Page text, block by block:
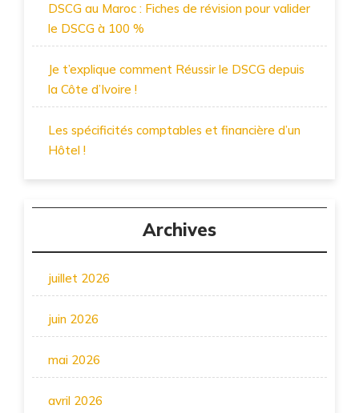
DSCG au Maroc : Fiches de révision pour valider
le DSCG à 100 %
Je t’explique comment Réussir le DSCG depuis
la Côte d’Ivoire !
Les spécificités comptables et financière d’un
Hôtel !
Archives
juillet 2026
juin 2026
mai 2026
avril 2026